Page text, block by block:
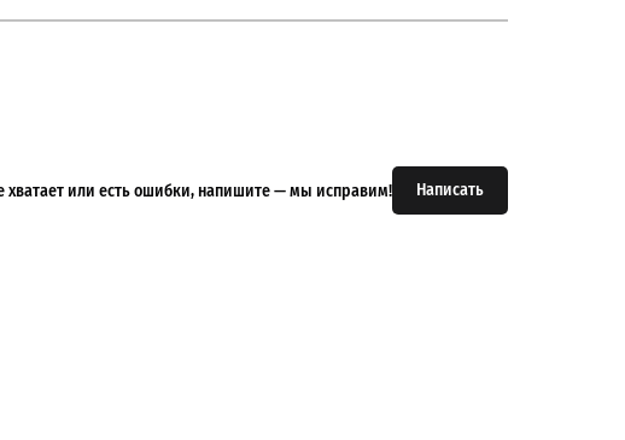
Написать
хватает или есть ошибки, напишите — мы исправим!